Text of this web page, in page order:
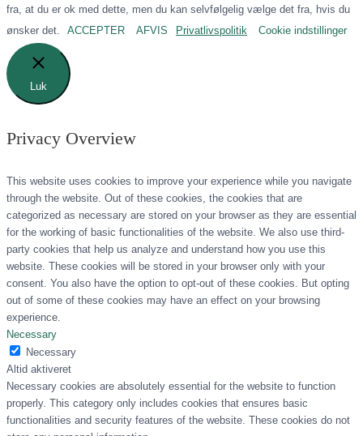
fra, at du er ok med dette, men du kan selvfølgelig vælge det fra, hvis du
ønsker det.
ACCEPTER AFVIS Privatlivspolitik Cookie indstillinger
Luk
Privacy Overview
This website uses cookies to improve your experience while you navigate
through the website. Out of these cookies, the cookies that are
categorized as necessary are stored on your browser as they are essential
for the working of basic functionalities of the website. We also use third-
party cookies that help us analyze and understand how you use this
website. These cookies will be stored in your browser only with your
consent. You also have the option to opt-out of these cookies. But opting
out of some of these cookies may have an effect on your browsing
experience.
Necessary
Necessary
Altid aktiveret
Necessary cookies are absolutely essential for the website to function
properly. This category only includes cookies that ensures basic
functionalities and security features of the website. These cookies do not